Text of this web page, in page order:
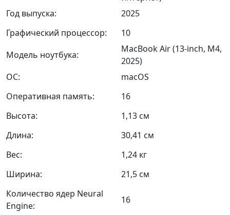
Год выпуска:
2025
Графический процессор:
10
Модель ноутбука:
MacBook Air (13-inch, M4,
2025)
ОС:
macOS
Оперативная память:
16
Высота:
1,13 см
Длина:
30,41 см
Вес:
1,24 кг
Ширина:
21,5 см
Количество ядер Neural
Engine:
16